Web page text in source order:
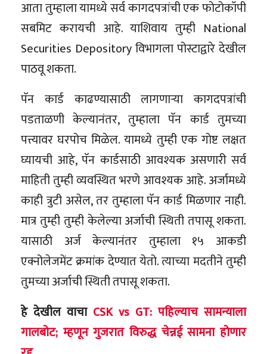
आता तुम्हाला यामध्ये सर्व कागदपत्रांची एक फोटोकॉपी
सबमिट करायची आहे. याशिवाय तुम्ही National
Securities Depository विभागला पोस्टाद्वारे देखील
पाठवू शकता.
पॅन कार्ड काढण्यासाठी लागणाऱ्या कागदपत्रांची
पडताळणी केल्यानंतर, तुम्हाला पॅन कार्ड तुमच्या
पत्त्यावर घरपोच मिळेल. यामध्ये तुम्ही एक गोष्ट लक्षत
घ्यायची आहे, पॅन कार्डसाठी आवश्यक असणारी सर्व
माहिती तुम्ही व्यवस्थित भरणे आवश्यक आहे. अर्जामध्ये
काही त्रुटी असेल, तर तुम्हाला पॅन कार्ड मिळणार नाही.
मात्र तुम्ही तुम्ही केलेल्या अर्जाची स्थिती तपासू शकता.
यासाठी अर्ज केल्यानंतर तुम्हाला १५ आकडी
एक्नोलेजमेंट क्रमांक देण्यात येतो. त्याच्या मदतीने तुम्ही
तुमच्या अर्जाची स्थिती तपासू शकता.
हे देखील वाचा CSK vs GT: पहिल्याच सामन्याला
गालबोट; म्हणून गुजरात विरुद्ध चेन्नई सामना होणार